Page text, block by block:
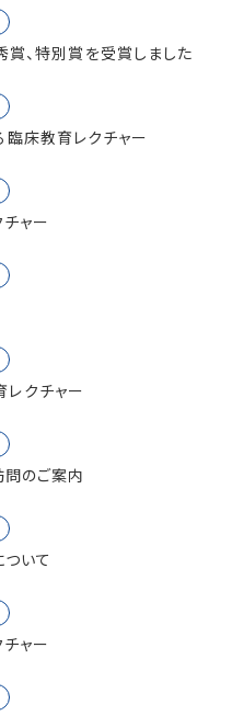
賞、特別賞を受賞しました
床教育レクチャー
ャー
クチャー
のご案内
いて
ャー